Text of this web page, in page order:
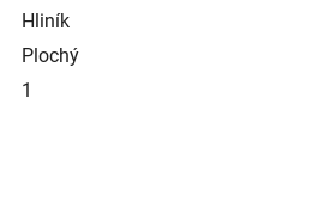
Hliník
Plochý
1